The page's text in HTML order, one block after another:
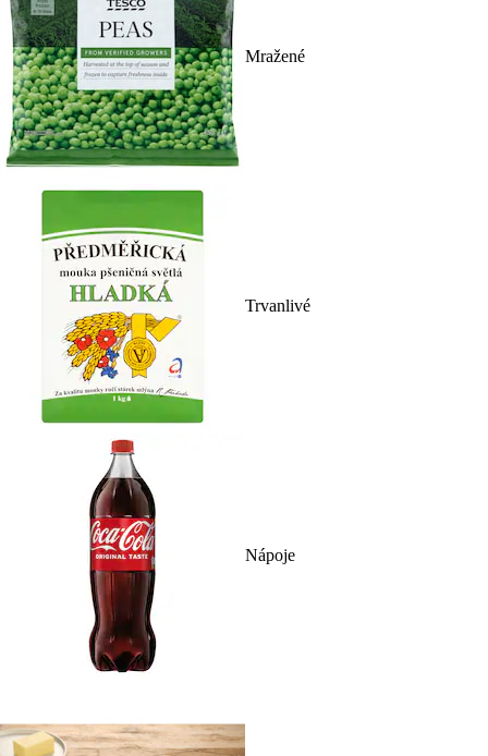
Mražené
Trvanlivé
Nápoje